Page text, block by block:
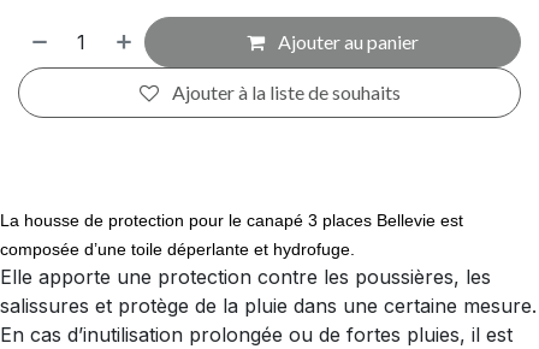
Ajouter au panier
Ajouter à la liste de souhaits
​La housse de protection pour le canapé 3 places Bellevie est
composée d’une toile déperlante et hydrofuge.
Elle apporte une protection contre les poussières, les
salissures et protège de la pluie dans une certaine mesure.
En cas d’inutilisation prolongée ou de fortes pluies, il est